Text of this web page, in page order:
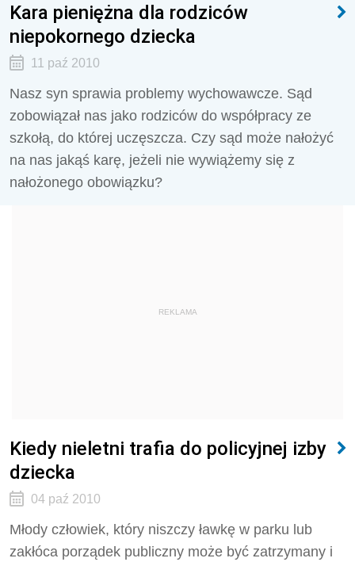
Kara pieniężna dla rodziców
niepokornego dziecka
11 paź 2010
Nasz syn sprawia problemy wychowawcze. Sąd
zobowiązał nas jako rodziców do współpracy ze
szkołą, do której uczęszcza. Czy sąd może nałożyć
na nas jakąś karę, jeżeli nie wywiążemy się z
nałożonego obowiązku?
REKLAMA
Kiedy nieletni trafia do policyjnej izby
dziecka
04 paź 2010
Młody człowiek, który niszczy ławkę w parku lub
zakłóca porządek publiczny może być zatrzymany i